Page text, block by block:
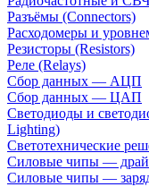
Разъёмы (Connectors)
Расходомеры и
Резисторы (Resistors)
Реле (Relays)
Сбор данных — АЦП
Сбор данных — ЦАП
Светодиоды и
Lighting)
Светотехнические
Силовые чипы —
Силовые чипы —